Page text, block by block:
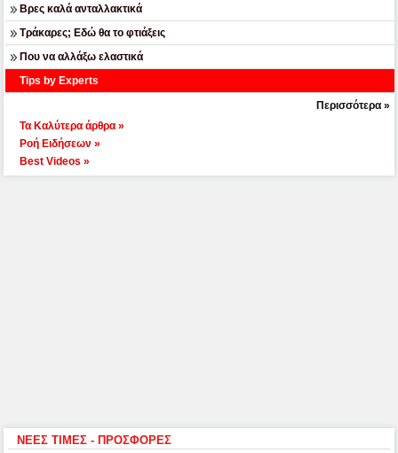
Βρες καλά ανταλλακτικά
Τράκαρες; Εδώ θα το φτιάξεις
Που να αλλάξω ελαστικά
Tips by Experts
Περισσότερα »
Τα Καλύτερα άρθρα »
Ροή Ειδήσεων »
Best Videos »
ΝΕΕΣ ΤΙΜΕΣ - ΠΡΟΣΦΟΡΕΣ